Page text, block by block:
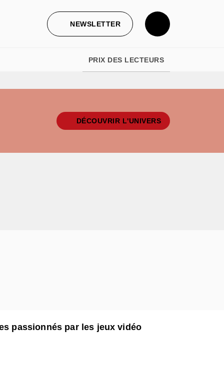
NEWSLETTER
PRIX DES LECTEURS
DÉCOUVRIR L'UNIVERS
passionnés par les jeux vidéo